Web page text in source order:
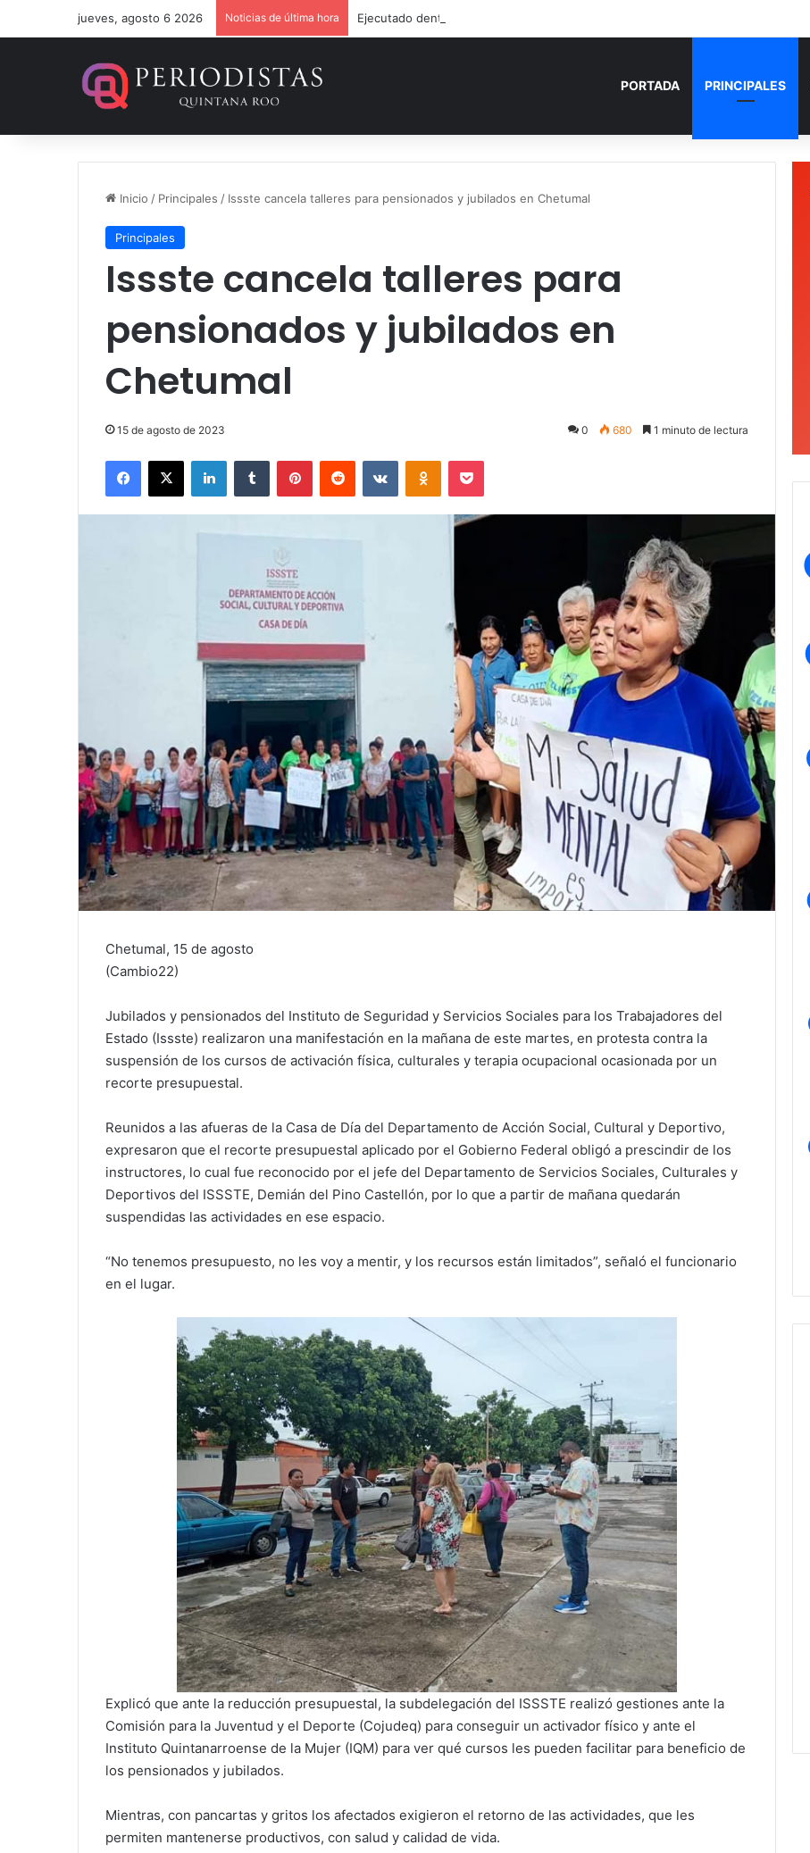
jueves, agosto 6 2026 Noticias de última hora Ejecutado dentro de un local comercial en Cancún
PORTADA PRINCIPALES
Inicio / Principales / Issste cancela talleres para pensionados y jubilados en Chetumal
Principales
Issste cancela talleres para
pensionados y jubilados en
Chetumal
15 de agosto de 2023 0 680 1 minuto de lectura
Facebook
X LinkedInTumblr PinterestReddit VKontakteOdnoklassniki
Pocket
Chetumal, 15 de agosto
(Cambio22)
Jubilados y pensionados del Instituto de Seguridad y Servicios Sociales para los Trabajadores del
Estado (Issste) realizaron una manifestación en la mañana de este martes, en protesta contra la
suspensión de los cursos de activación física, culturales y terapia ocupacional ocasionada por un
recorte presupuestal.
Reunidos a las afueras de la Casa de Día del Departamento de Acción Social, Cultural y Deportivo,
expresaron que el recorte presupuestal aplicado por el Gobierno Federal obligó a prescindir de los
instructores, lo cual fue reconocido por el jefe del Departamento de Servicios Sociales, Culturales y
Deportivos del ISSSTE, Demián del Pino Castellón, por lo que a partir de mañana quedarán
suspendidas las actividades en ese espacio.
“No tenemos presupuesto, no les voy a mentir, y los recursos están limitados”, señaló el funcionario
en el lugar.
Explicó que ante la reducción presupuestal, la subdelegación del ISSSTE realizó gestiones ante la
Comisión para la Juventud y el Deporte (Cojudeq) para conseguir un activador físico y ante el
Instituto Quintanarroense de la Mujer (IQM) para ver qué cursos les pueden facilitar para beneficio de
los pensionados y jubilados.
Mientras, con pancartas y gritos los afectados exigieron el retorno de las actividades, que les
permiten mantenerse productivos, con salud y calidad de vida.